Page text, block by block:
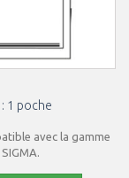
1 poche
avec la gamme